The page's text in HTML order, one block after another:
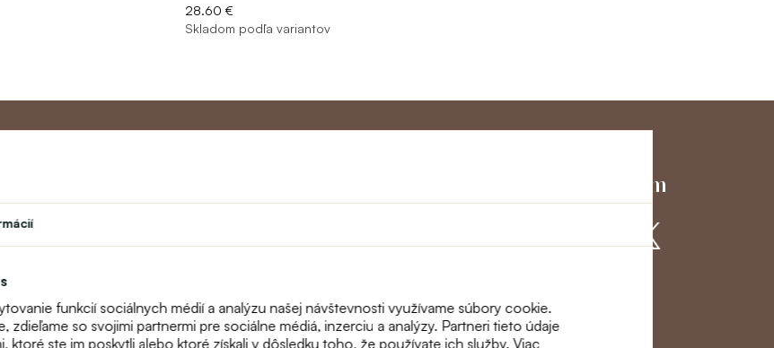
funkcií sociálnych médií a analýzu našej návštevnosti využívame súbory cookie.
so svojimi partnermi pre sociálne médiá, inzerciu a analýzy. Partneri tieto údaje
ktoré ste im poskytli alebo ktoré získali v dôsledku toho, že používate ich služby. Viac
28.60 €
Skladom podľa variantov
Študent
Kontakt
odstúpenie
Mapa stránok
Pridajte sa k nám